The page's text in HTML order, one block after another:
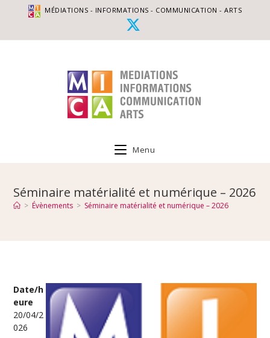
MÉDIATIONS - INFORMATIONS - COMMUNICATION - ARTS
Menu
Séminaire matérialité et numérique – 2026
> Évènements > Séminaire matérialité et numérique – 2026
Date/h
eure
20/04/2
026